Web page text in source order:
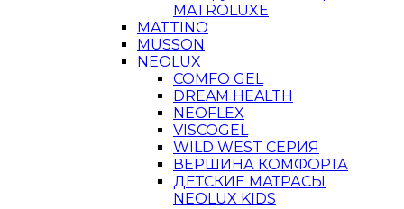
MATROLUXE
MATTINO
MUSSON
NEOLUX
COMFO GEL
DREAM HEALTH
NEOFLEX
VISCOGEL
WILD WEST СЕРИЯ
ВЕРШИНА КОМФОРТА
ДЕТСКИЕ МАТРАСЫ
NEOLUX KIDS